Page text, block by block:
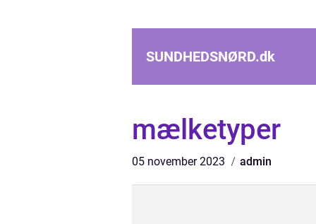
SUNDHEDSNØRD.dk
mælketyper
05 november 2023 admin